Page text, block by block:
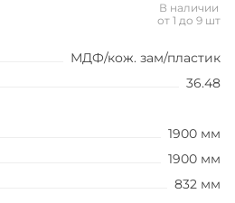
В наличии
от 1 до 9 шт
МДФ/кож. зам/пластик
36.48
1900 мм
1900 мм
832 мм